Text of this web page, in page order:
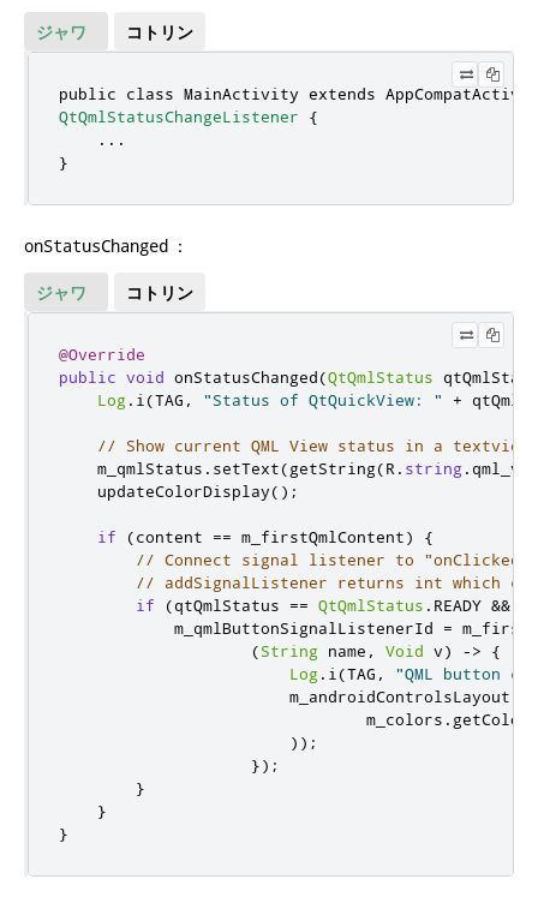
ジャワ
コトリン
public
class
QtQmlStatusChangeListener {
. . .
}
onStatusChanged ：
ジャワ
コトリン
@Override
public void onStatusChanged(QtQmlStatus
Log. i (TAG , "Status of QtQuickView: " +
// Show current QML View status in a textview
    m_qmlStatus
. setText(getString(R . string .
    updateColorDisplay
();
if (content == m_firstQmlContent)
{
// Connect signal listener to "onClicked"
// addSignalListener returns int which
if
(qtQmlStatus == QtQmlStatus . READY &&
            m_qmlButtonSignalListenerId
=
(String name , Void v) ->
{
Log. i (TAG ,
"QML button
                        m_androidControlsLayout
                                m_colors
. getColor
));
});
}
}
}